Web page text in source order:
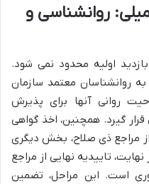
روانشناسی و
اولیه محدود نمی شود.
روانشناسان معتمد سازمان
روانی آنها برای پذیرش
قرار گیرد. همچنین، اخذ گواهی
مراجع ذی صلاح، بخش دیگری
تاییدیه نهایی از مراجع
است. این مراحل، تضمین